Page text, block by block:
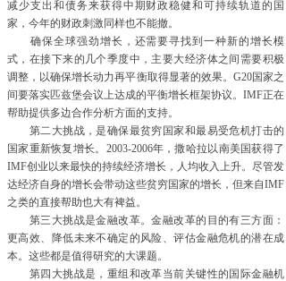
减少支出和债务来获得中期财政稳健和可持续轨道的国
家，今年的财政刺激同样也不能撤。
确保全球强劲增长，还需要寻找到一种新的增长模
式，在接下来的几个季度中，主要大经济体之间需要积极
调整，以确保增长动力再平衡取得显著的效果。G20国家之
间要落实匹兹堡会议上达成的平衡增长框架协议。IMF正在
帮助提供多边合作分析方面的支持。
第二大挑战，是确保最贫穷国家和最易受危机打击的
国家重新恢复增长。2003-2006年，撒哈拉以南美国获得了
IMF创业以来最快的持续经济增长，人均收入上升。尽管发
达经济自身的增长会带动这些贫穷国家的增长，但来自IMF
之类的直接帮助也大有裨益。
第三大挑战是金融改革。金融改革的目的有三方面：
更高效、降低未来不确定的风险、评估金融危机的潜在成
本。这些都是值得研究的大课题。
第四大挑战是，重组和改革当前关键性的国际金融机